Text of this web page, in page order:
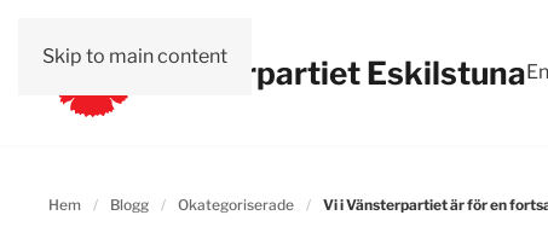
Skip to main contentVänsterpartiet Eskilstuna
Hem Blogg Okategoriserade Vi i Vänsterpartiet är för en